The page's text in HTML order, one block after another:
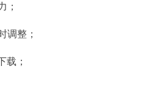
；
调整；
载；